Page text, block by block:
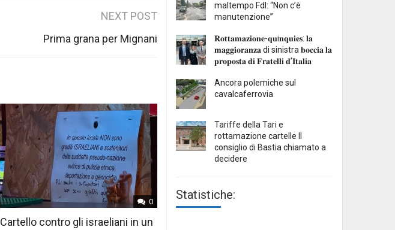
NEXT POST
Prima grana per Mignani
0
Cartello contro gli israeliani in un
maltempo FdI: “Non c’è
manutenzione”
𝐑𝐨𝐭𝐭𝐚𝐦𝐚𝐳𝐢𝐨𝐧𝐞-𝐪𝐮i𝐧𝐪𝐮𝐢𝐞𝐬: 𝐥𝐚
𝐦𝐚𝐠𝐠𝐢𝐨𝐫𝐚𝐧𝐳𝐚 di sinistra 𝐛𝐨𝐜𝐜𝐢𝐚 𝐥𝐚
𝐩𝐫𝐨𝐩𝐨𝐬𝐭𝐚 𝐝𝐢 𝐅𝐫𝐚𝐭𝐞𝐥𝐥𝐢 𝐝’𝐈𝐭𝐚𝐥𝐢𝐚
Ancora polemiche sul
cavalcaferrovia
Tariffe della Tari e
rottamazione cartelle Il
consiglio di Bastia chiamato a
decidere
Statistiche: